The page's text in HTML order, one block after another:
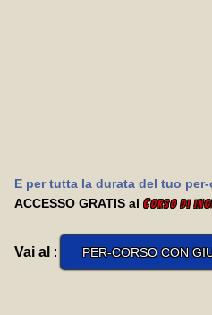
E per tutta la durata del tuo
ACCESSO GRATIS al Corso di
Vai al : PER-CORSO CON